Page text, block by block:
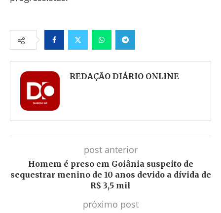
FacebookTwitter WhatsappTelegram
REDAÇÃO DIÁRIO ONLINE
post anterior
Homem é preso em Goiânia suspeito de
sequestrar menino de 10 anos devido a dívida de
R$ 3,5 mil
próximo post